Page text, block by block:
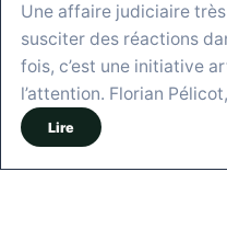
Une affaire judiciaire
susciter des réactions
fois, c’est une initiative
l’attention. Florian
Lire